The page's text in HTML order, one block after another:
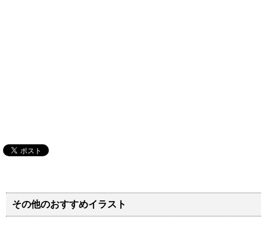
その他のおすすめイラスト